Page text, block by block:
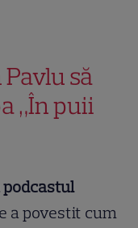
să
„În puii
podcastul
a povestit cum